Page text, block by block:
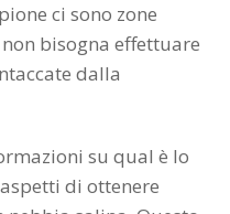
ci sono zone
bisogna effettuare
dalla
su qual è lo
di ottenere